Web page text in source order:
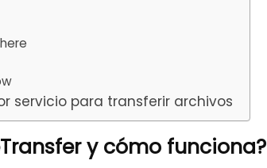
servicio para transferir archivos
y cómo funciona?